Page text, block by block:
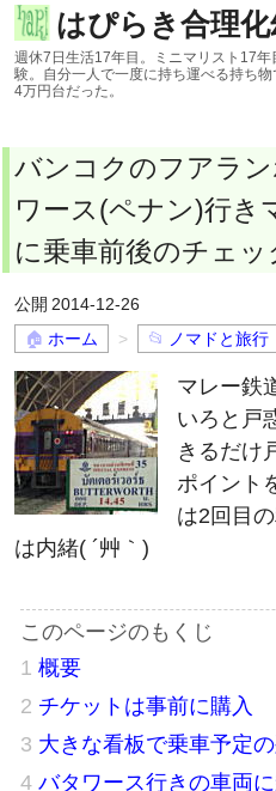
はぴらき合理化
週休7日生活17年目。ミニマリスト17
験。自分一人で一度に持ち運べる持ち
4万円台だった。
ワース(ペナン)行き
に乗車前後のチェ
2014-12-26
ホーム
マレー鉄
いろと戸
きるだけ
ポイント
は2回目
は内緒( ´艸｀)
概要
チケットは事前に購入
大きな看板で乗車予定の
バタワース行きの車両
座席番号がわかりにくい